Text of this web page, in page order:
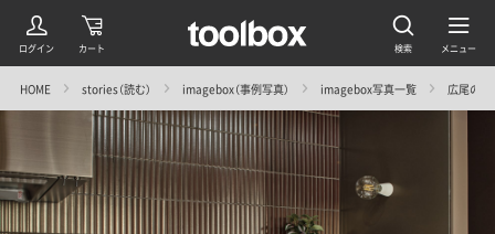
HOME stories（読む） imagebox（事例写真） imagebox写真一覧 広尾の